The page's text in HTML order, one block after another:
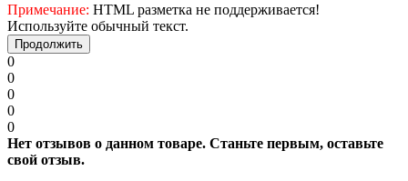
Примечание: HTML разметка не поддерживается!
Используйте обычный текст.
Продолжить
0
0
0
0
0
Нет отзывов о данном товаре. Станьте первым, оставьте
свой отзыв.